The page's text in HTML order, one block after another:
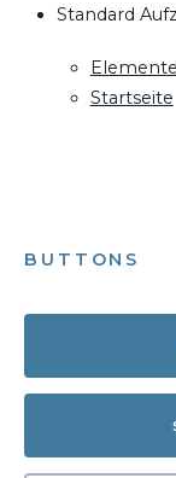
Standard
Startseite
BUTTONS